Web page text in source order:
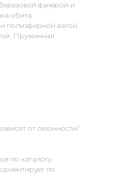
фанерой и
обита
полиэфирной ватой.
Пружинная
от сезонности/
по каталогу.
по